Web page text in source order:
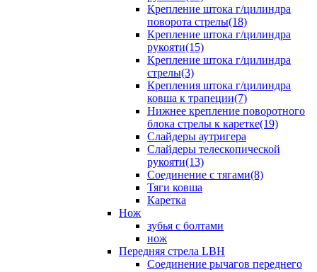
Крепление штока г/цилиндра
поворота стрелы(18)
Крепление штока г/цилиндра
рукояти(15)
Крепление штока г/цилиндра
стрелы(3)
Крепления штока г/цилиндра
ковша к трапеции(7)
Нижнее крепление поворотного
блока стрелы к каретке(19)
Слайдеры аутригера
Слайдеры телескопической
рукояти(13)
Соединение с тягами(8)
Тяги ковша
Каретка
Нож
зубья с болтами
нож
Передняя стрела LBH
Cоединение рычагов переднего